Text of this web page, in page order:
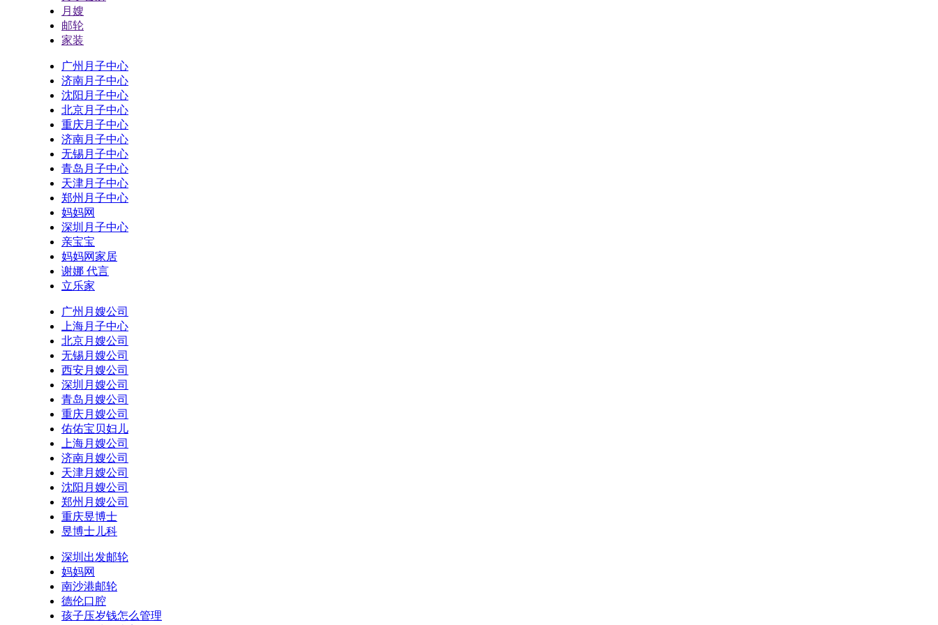
月嫂
邮轮
家装
广州月子中心
济南月子中心
沈阳月子中心
北京月子中心
重庆月子中心
济南月子中心
无锡月子中心
青岛月子中心
天津月子中心
郑州月子中心
妈妈网
深圳月子中心
亲宝宝
妈妈网家居
谢娜 代言
立乐家
广州月嫂公司
上海月子中心
北京月嫂公司
无锡月嫂公司
西安月嫂公司
深圳月嫂公司
青岛月嫂公司
重庆月嫂公司
佑佑宝贝妇儿
上海月嫂公司
济南月嫂公司
天津月嫂公司
沈阳月嫂公司
郑州月嫂公司
重庆昱博士
昱博士儿科
深圳出发邮轮
妈妈网
南沙港邮轮
德伦口腔
孩子压岁钱怎么管理